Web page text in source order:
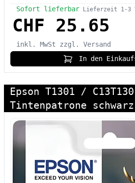
Sofort lieferbar Lieferzeit 1-3
CHF 25.65
inkl. MwSt
zzgl. Versand
In den
Epson T1301 /
Tintenpatrone schwarz